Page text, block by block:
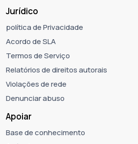
Jurídico
política de Privacidade
Acordo de SLA
Termos de Serviço
Relatórios de direitos autorais
Violações de rede
Denunciar abuso
Apoiar
Base de conhecimento